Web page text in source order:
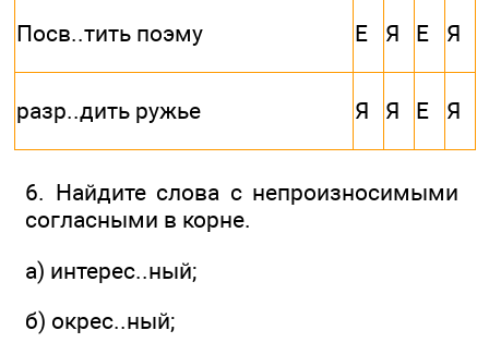
Посв..тить поэму Е Я Е Я
разр..дить ружье Я Я Е Я
6. Найдите слова с непроизносимыми
согласными в корне.
а) интерес..ный;
б) окрес..ный;